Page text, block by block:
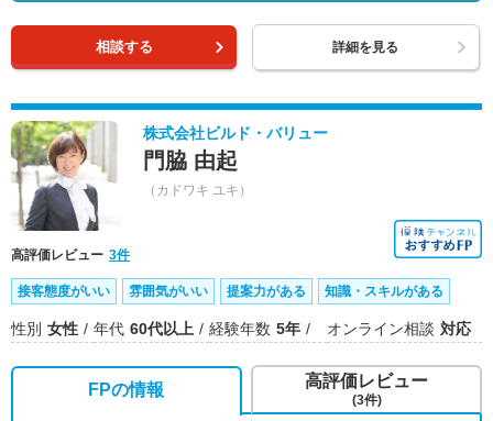
相談する 詳細を見る
株式会社ビルド・バリュー
門脇 由起
（カドワキ ユキ）
高評価レビュー 3件
接客態度がいい 雰囲気がいい 提案力がある 知識・スキルがある
性別 女性 年代 60代以上 経験年数 5年 オンライン相談 対応
FPの情報 高評価レビュー
(3件)